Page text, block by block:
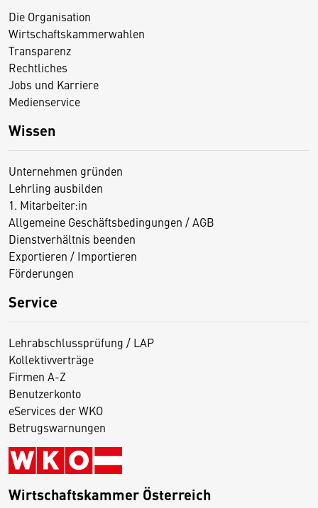
Die Organisation
Wirtschaftskammerwahlen
Transparenz
Rechtliches
Jobs und Karriere
Medienservice
Wissen
Unternehmen gründen
Lehrling ausbilden
1. Mitarbeiter:in
Allgemeine Geschäftsbedingungen / AGB
Dienstverhältnis beenden
Exportieren / Importieren
Förderungen
Service
Lehrabschlussprüfung / LAP
Kollektivverträge
Firmen A-Z
Benutzerkonto
eServices der WKO
Betrugswarnungen
Wirtschaftskammer Österreich